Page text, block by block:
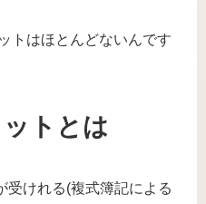
トはほとんどないんです
トとは
受けれる(複式簿記による